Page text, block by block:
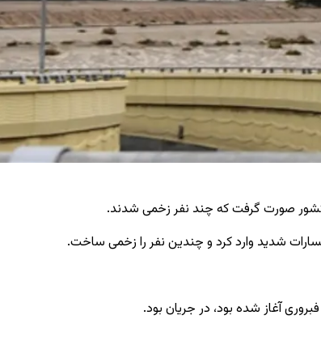
کشور صورت گرفت که چند نفر زخمی شدند.
شدید وارد کرد و چندین نفر را زخمی ساخت.
آغاز شده بود، در جریان بود.